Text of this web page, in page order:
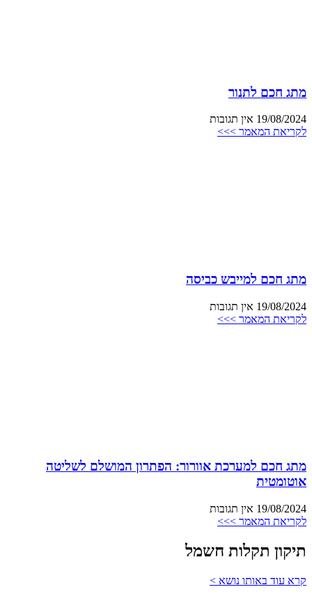
מתג חכם לתנור
19/08/2024 אין תגובות
לקריאת המאמר >>>
מתג חכם למייבש כביסה
19/08/2024 אין תגובות
לקריאת המאמר >>>
מתג חכם למערכת אוורור: הפתרון המושלם לשליטה
אוטומטית
19/08/2024 אין תגובות
לקריאת המאמר >>>
תיקון תקלות חשמל
קרא עוד באותו נושא >